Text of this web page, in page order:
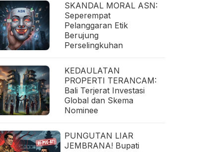
SKANDAL MORAL ASN:
Seperempat
Pelanggaran Etik
Berujung
Perselingkuhan
KEDAULATAN
PROPERTI TERANCAM:
Bali Terjerat Investasi
Global dan Skema
Nominee
PUNGUTAN LIAR
JEMBRANA! Bupati